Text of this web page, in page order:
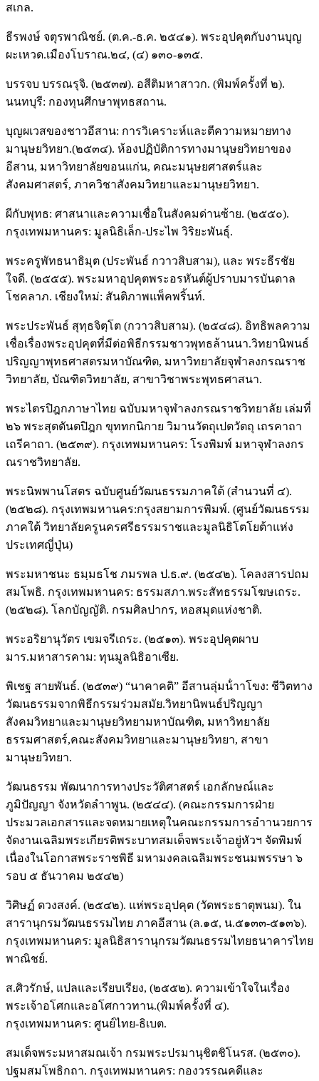
สเกล.
ธีรพงษ์ จตุรพาณิชย์. (ต.ค.-ธ.ค. ๒๕๔๑). พระอุปคุตกับงานบุญ
ผะเหวด.เมืองโบราณ.๒๔, (๔) ๑๓๐-๑๓๕.
บรรจบ บรรณรุจิ. (๒๕๓๗). อสีติมหาสาวก. (พิมพ์ครั้งที่ ๒).
นนทบุรี: กองทุนศึกษาพุทธสถาน.
บุญผเวสของชาวอีสาน: การวิเคราะห์และตีความหมายทาง
มานุษยวิทยา.(๒๕๓๔). ห้องปฏิบัติการทางมานุษยวิทยาของ
อีสาน, มหาวิทยาลัยขอนแก่น, คณะมนุษยศาสตร์และ
สังคมศาสตร์, ภาควิชาสังคมวิทยาและมานุษยวิทยา.
ผีกับพุทธ: ศาสนาและความเชื่อในสังคมด่านซ้าย. (๒๕๕๐).
กรุงเทพมหานคร: มูลนิธิเล็ก-ประไพ วิริยะพันธุ์.
พระครูพัทธนาธิมุต (ประพันธ์ กวาวสิบสาม), และ พระธีรชัย
ใจดี. (๒๕๕๕). พระมหาอุปคุตพระอรหันต์ผู้ปราบมารบันดาล
โชคลาภ. เชียงใหม่: สันติภาพแพ็คพริ้นท์.
พระประพันธ์ สุทฺธจิตฺโต (กวาวสิบสาม). (๒๕๔๘). อิทธิพลความ
เชื่อเรื่องพระอุปคุตที่มีต่อพิธีกรรมชาวพุทธล้านนา.วิทยานิพนธ์
ปริญญาพุทธศาสตรมหาบัณฑิต, มหาวิทยาลัยจุฬาลงกรณราช
วิทยาลัย, บัณฑิตวิทยาลัย, สาขาวิชาพระพุทธศาสนา.
พระไตรปิฎกภาษาไทย ฉบับมหาจุฬาลงกรณราชวิทยาลัย เล่มที่
๒๖ พระสุตตันตปิฎก ขุททกนิกาย วิมานวัตถุเปตวัตถุ เถรคาถา
เถรีคาถา. (๒๕๓๙). กรุงเทพมหานคร: โรงพิมพ์ มหาจุฬาลงกร
ณราชวิทยาลัย.
พระนิพพานโสตร ฉบับศูนย์วัฒนธรรมภาคใต้ (สำนวนที่ ๔).
(๒๕๒๘). กรุงเทพมหานคร:กรุงสยามการพิมพ์. (ศูนย์วัฒนธรรม
ภาคใต้ วิทยาลัยครูนครศรีธรรมราชและมูลนิธิโตโยต้าแห่ง
ประเทศญี่ปุ่น)
พระมหาชนะ ธมฺมธโช ภมรพล ป.ธ.๙. (๒๕๔๒). โคลงสารปถม
สมโพธิ. กรุงเทพมหานคร: ธรรมสภา.พระสัทธรรมโฆษเถระ.
(๒๕๒๘). โลกบัญญัติ. กรมศิลปากร, หอสมุดแห่งชาติ.
พระอริยานุวัตร เขมจรีเถระ. (๒๕๑๓). พระอุปคุตผาบ
มาร.มหาสารคาม: ทุนมูลนิธิอาเซีย.
พิเชฐ สายพันธ์. (๒๕๓๙) “นาคาคติ” อีสานลุ่มน้ําาโขง: ชีวิตทาง
วัฒนธรรมจากพิธีกรรมร่วมสมัย.วิทยานิพนธ์ปริญญา
สังคมวิทยาและมานุษยวิทยามหาบัณฑิต, มหาวิทยาลัย
ธรรมศาสตร์,คณะสังคมวิทยาและมานุษยวิทยา, สาขา
มานุษยวิทยา.
วัฒนธรรม พัฒนาการทางประวัติศาสตร์ เอกลักษณ์และ
ภูมิปัญญา จังหวัดลําาพูน. (๒๕๔๔). (คณะกรรมการฝ่าย
ประมวลเอกสารและจดหมายเหตุในคณะกรรมการอําานวยการ
จัดงานเฉลิมพระเกียรติพระบาทสมเด็จพระเจ้าอยู่หัวฯ จัดพิมพ์
เนื่องในโอกาสพระราชพิธี มหามงคลเฉลิมพระชนมพรรษา ๖
รอบ ๕ ธันวาคม ๒๕๔๒)
วิศิษฏ์ ดวงสงค์. (๒๕๔๒). แห่พระอุปคุต (วัดพระธาตุพนม). ใน
สารานุกรมวัฒนธรรมไทย ภาคอีสาน (ล.๑๕, น.๕๑๓๓-๕๑๓๖).
กรุงเทพมหานคร: มูลนิธิสารานุกรมวัฒนธรรมไทยธนาคารไทย
พาณิชย์.
ส.ศิวรักษ์, แปลและเรียบเรียง, (๒๕๕๒). ความเข้าใจในเรื่อง
พระเจ้าอโศกและอโศกาวทาน.(พิมพ์ครั้งที่ ๔).
กรุงเทพมหานคร: ศูนย์ไทย-ธิเบต.
สมเด็จพระมหาสมณเจ้า กรมพระปรมานุชิตชิโนรส. (๒๕๓๐).
ปฐมสมโพธิกถา. กรุงเทพมหานคร: กองวรรณคดีและ